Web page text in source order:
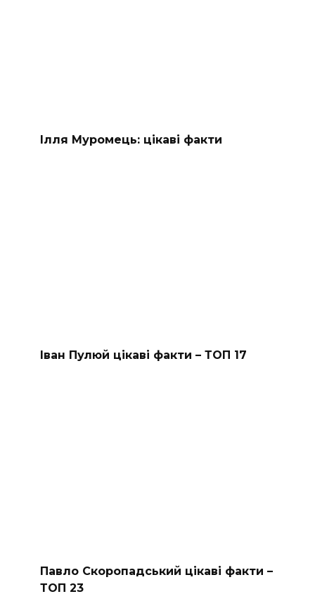
Ілля Муромець: цікаві факти
Іван Пулюй цікаві факти – ТОП 17
Павло Скоропадський цікаві факти –
ТОП 23